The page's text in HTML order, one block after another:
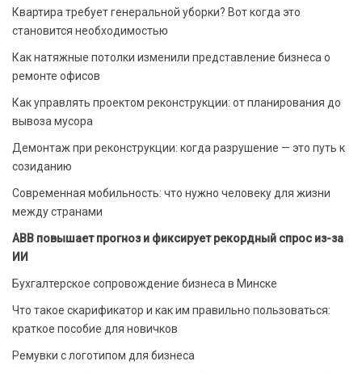
Квартира требует генеральной уборки? Вот когда это
становится необходимостью
Как натяжные потолки изменили представление бизнеса о
ремонте офисов
Как управлять проектом реконструкции: от планирования до
вывоза мусора
Демонтаж при реконструкции: когда разрушение — это путь к
созиданию
Современная мобильность: что нужно человеку для жизни
между странами
ABB повышает прогноз и фиксирует рекордный спрос из-за
ИИ
Бухгалтерское сопровождение бизнеса в Минске
Что такое скарификатор и как им правильно пользоваться:
краткое пособие для новичков
Ремувки с логотипом для бизнеса